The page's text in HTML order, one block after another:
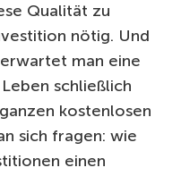
Qualität zu
nötig. Und
man eine
schließlich
kostenlosen
sich fragen: wie
einen